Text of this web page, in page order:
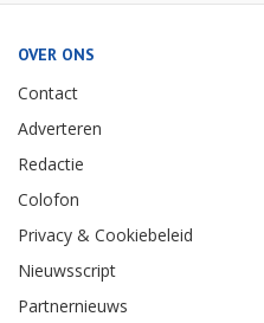
OVER ONS
Contact
Adverteren
Redactie
Colofon
Privacy & Cookiebeleid
Nieuwsscript
Partnernieuws